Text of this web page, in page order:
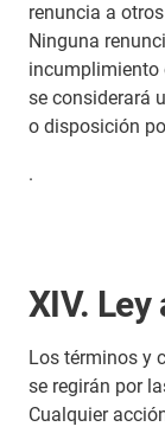
renuncia a
Ninguna
incumplimiento
se considerará
o disposición
.
XIV.
Los términos y
se regirán por
Cualquier